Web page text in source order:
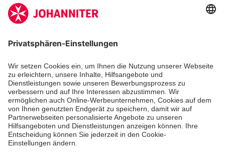
Zertifizierung der Johanniter-Unfall-Hilfe e.V.
Die Johanniter GmbH führt das Spendenzertifikat
des Deutschen Spendenrats e.V.